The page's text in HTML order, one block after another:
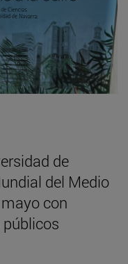
de
del Medio
con